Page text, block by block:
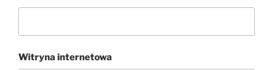
Witryna internetowa